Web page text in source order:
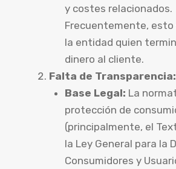
y costes relacionados.
Frecuentemente, esto
la entidad quien
dinero al cliente.
Falta de Transparencia:
Base Legal: La
protección de
(principalmente, el
la Ley General para la
Consumidores y